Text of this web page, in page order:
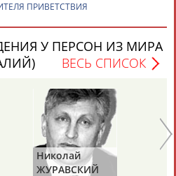
деятельностиinform@infosport.ru
«Стадион»
996
ПРИВЕТСТВИЯ
У ПЕРСОН ИЗ МИРА
ВЕСЬ СПИСОК
Николай
ЖУРАВСКИЙ